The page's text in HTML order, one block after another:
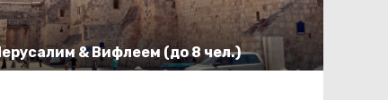
& Вифлеем (до 8 чел.)